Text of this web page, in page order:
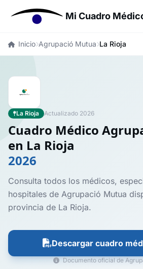
Mi Cuadro
Inicio Agrupació Mutua La Rioja
La Rioja Actualizado 2026
Cuadro Médico
en La Rioja
2026
Consulta todos los médicos,
hospitales de Agrupació Mutua
provincia de La Rioja.
Descargar cuadro
Documento oficial de